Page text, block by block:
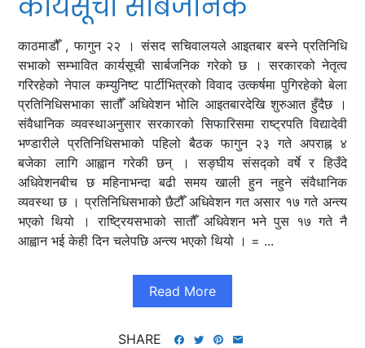
काठमाडौँ , फागुन २२ । संसद सचिवालयले आइतबार बस्ने प्रतिनिधि
सभाको सम्भावित कार्यसूची सार्बजनिक गरेको छ । सरकारको नेतृत्व
गरिरहेको नेपाल कम्युनिष्ट पार्टीभित्रको विवाद उत्कर्षमा पुगिरहेको बेला
प्रतिनिधिसभाका सातौँ अधिवेशन भोलि आइतबारदेखि शुरुआत हुँदैछ ।
संवैधानिक व्यवस्थाअनुसार सरकारको सिफारिसमा राष्ट्रपति विद्यादेवी
भण्डारीले प्रतिनिधिसभाको पहिलो बैठक फागुन २३ गते अपराह्न ४
बजेका लागि आह्वान गरेकी छन् । सङ्घीय संसद्को वर्षे र हिउँदे
अधिवेशनबीच छ महिनाभन्दा बढी समय खाली हुन नहुने संवैधानिक
व्यवस्था छ । प्रतिनिधिसभाको छैटौँ अधिवेशन गत असार १७ गते अन्त्य
भएको थियो । राष्ट्रियसभाको सातौँ अधिवेशन भने पुस १७ गते नै
आह्वान भई केही दिन चलेपछि अन्त्य भएको थियो । = ...
Read More
SHARE